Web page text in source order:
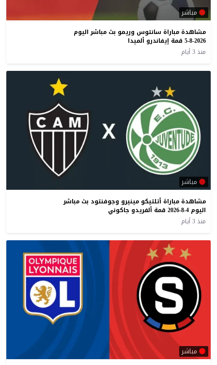
مباشر
مشاهدة مباراة سانتوس وريمو بث مباشر اليوم
5-8-2026 قمة إيفاندرو ألميدا
منذ 3 أيام
مباشر
مشاهدة مباراة أتلتيكو مينيرو وجوفنتود بث مباشر
اليوم 4-8-2026 قمة ألفريدو جاكوني
منذ 3 أيام
مباشر